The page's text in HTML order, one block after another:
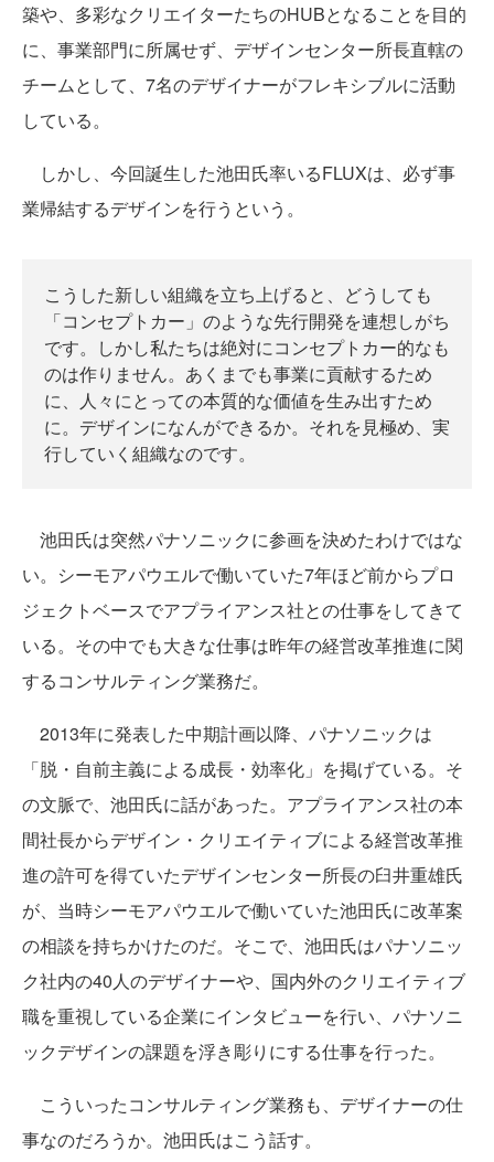
築や、多彩なクリエイターたちのHUBとなることを目的
に、事業部門に所属せず、デザインセンター所長直轄の
チームとして、7名のデザイナーがフレキシブルに活動
している。
しかし、今回誕生した池田氏率いるFLUXは、必ず事
業帰結するデザインを行うという。
こうした新しい組織を立ち上げると、どうしても
「コンセプトカー」のような先行開発を連想しがち
です。しかし私たちは絶対にコンセプトカー的なも
のは作りません。あくまでも事業に貢献するため
に、人々にとっての本質的な価値を生み出すため
に。デザインになんができるか。それを見極め、実
行していく組織なのです。
池田氏は突然パナソニックに参画を決めたわけではな
い。シーモアパウエルで働いていた7年ほど前からプロ
ジェクトベースでアプライアンス社との仕事をしてきて
いる。その中でも大きな仕事は昨年の経営改革推進に関
するコンサルティング業務だ。
2013年に発表した中期計画以降、パナソニックは
「脱・自前主義による成長・効率化」を掲げている。そ
の文脈で、池田氏に話があった。アプライアンス社の本
間社長からデザイン・クリエイティブによる経営改革推
進の許可を得ていたデザインセンター所長の臼井重雄氏
が、当時シーモアパウエルで働いていた池田氏に改革案
の相談を持ちかけたのだ。そこで、池田氏はパナソニッ
ク社内の40人のデザイナーや、国内外のクリエイティブ
職を重視している企業にインタビューを行い、パナソニ
ックデザインの課題を浮き彫りにする仕事を行った。
こういったコンサルティング業務も、デザイナーの仕
事なのだろうか。池田氏はこう話す。